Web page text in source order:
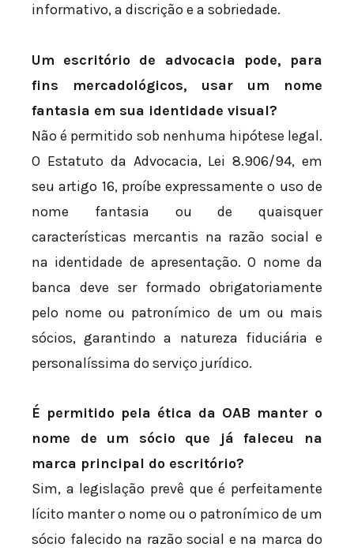
informativo, a discrição e a sobriedade.
Um escritório de advocacia pode, para
fins mercadológicos, usar um nome
fantasia em sua identidade visual?
Não é permitido sob nenhuma hipótese legal.
O Estatuto da Advocacia, Lei 8.906/94, em
seu artigo 16, proíbe expressamente o uso de
nome fantasia ou de quaisquer
características mercantis na razão social e
na identidade de apresentação. O nome da
banca deve ser formado obrigatoriamente
pelo nome ou patronímico de um ou mais
sócios, garantindo a natureza fiduciária e
personalíssima do serviço jurídico.
É permitido pela ética da OAB manter o
nome de um sócio que já faleceu na
marca principal do escritório?
Sim, a legislação prevê que é perfeitamente
lícito manter o nome ou o patronímico de um
sócio falecido na razão social e na marca do